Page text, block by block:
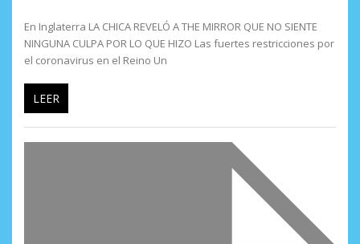
En Inglaterra LA CHICA REVELÓ A THE MIRROR QUE NO SIENTE
NINGUNA CULPA POR LO QUE HIZO Las fuertes restricciones por
el coronavirus en el Reino Un
LEER